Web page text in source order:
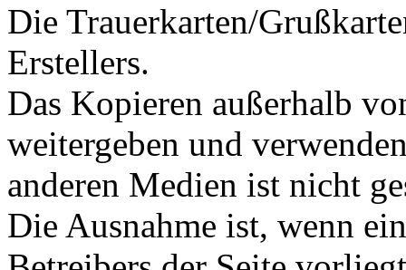
Die Trauerkarten/
Erstellers.
Das Kopieren außerhalb
weitergeben und
anderen Medien ist nicht
Die Ausnahme ist, wenn